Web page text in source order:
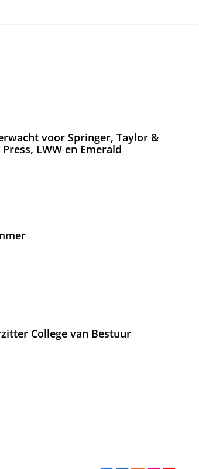
voor Springer, Taylor &
LWW en Emerald
College van Bestuur